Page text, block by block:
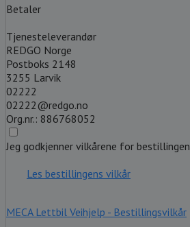
Betaler
Tjenesteleverandør
REDGO Norge
Postboks 2148
3255 Larvik
02222
02222@redgo.no
Org.nr.: 886768052
Jeg godkjenner vilkårene for bestillingen
Les bestillingens vilkår
MECA Lettbil Veihjelp - Bestillingsvilkår